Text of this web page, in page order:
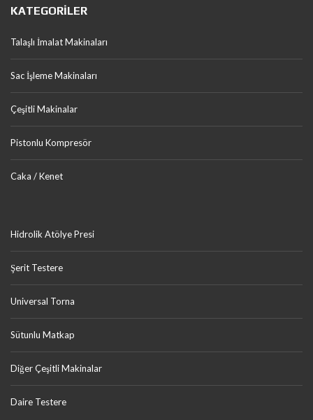
KATEGORILER
Talaşlı İmalat Makinaları
Sac İşleme Makinaları
Çeşitli Makinalar
Pistonlu Kompresör
Caka / Kenet
Hidrolik Atölye Presi
Şerit Testere
Universal Torna
Sütunlu Matkap
Diğer Çeşitli Makinalar
Daire Testere